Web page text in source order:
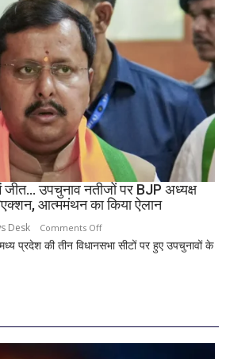
पर
विधानसभा
सीएम
योगी
का
बड़ा
बयान,
बोले-
SIT
जांच
में
मिली
जीत… उपचुनाव नतीजों पर BJP अध्यक्ष
आत्ममंथन का किया ऐलान
Desk Comments Offon
2
में
प्रदेश की तीन विधानसभा सीटों पर हुए उपचुनावों के